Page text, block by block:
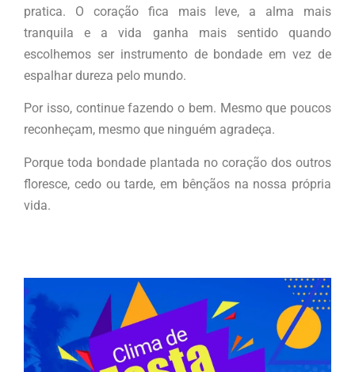
pratica. O coração fica mais leve, a alma mais
tranquila e a vida ganha mais sentido quando
escolhemos ser instrumento de bondade em vez de
espalhar dureza pelo mundo.
Por isso, continue fazendo o bem. Mesmo que poucos
reconheçam, mesmo que ninguém agradeça.
Porque toda bondade plantada no coração dos outros
floresce, cedo ou tarde, em bênçãos na nossa própria
vida.